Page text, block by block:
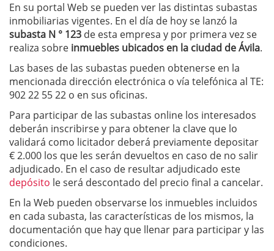
En su portal Web se pueden ver las distintas subastas
inmobiliarias vigentes. En el día de hoy se lanzó la
subasta N ° 123 de esta empresa y por primera vez se
realiza sobre inmuebles ubicados en la ciudad de Ávila.
Las bases de las subastas pueden obtenerse en la
mencionada dirección electrónica o vía telefónica al TE:
902 22 55 22 o en sus oficinas.
Para participar de las subastas online los interesados
deberán inscribirse y para obtener la clave que lo
validará como licitador deberá previamente depositar
€ 2.000 los que les serán devueltos en caso de no salir
adjudicado. En el caso de resultar adjudicado este
depósito le será descontado del precio final a cancelar.
En la Web pueden observarse los inmuebles incluidos
en cada subasta, las características de los mismos, la
documentación que hay que llenar para participar y las
condiciones.